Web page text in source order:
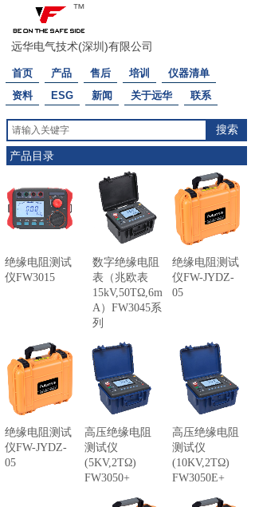
™
远华电气技术(深圳)有限公司
首页 产品 售后 培训
仪器清单
资料
ESG 新闻 关于远华 联系
搜索
产品目录
绝缘电阻测试
仪FW3015
数字绝缘电阻
表（兆欧表
15kV,50TΩ,6m
A）FW3045系
列
绝缘电阻测试
仪FW-JYDZ-
05
绝缘电阻测试
仪FW-JYDZ-
05
高压绝缘电阻
测试仪
(5KV,2TΩ)
FW3050+
高压绝缘电阻
测试仪
(10KV,2TΩ)
FW3050E+